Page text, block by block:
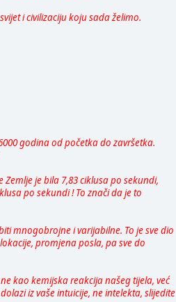
i civilizaciju koju sada želimo.
godina od početka do završetka.
je bila 7,83 ciklusa po sekundi,
po sekundi ! To znači da je to
mnogobrojne i varijabilne. To je sve dio
promjena posla, pa sve do
kao kemijska reakcija našeg tijela, već
iz vaše intuicije, ne intelekta, slijedite